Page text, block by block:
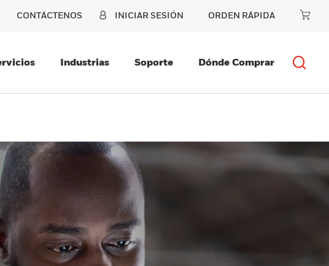
CONTÁCTENOS INICIAR SESIÓN ORDEN RÁPIDA
Industrias Soporte Dónde Comprar